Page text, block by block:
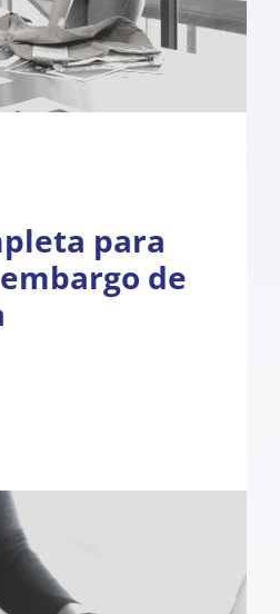
para
de